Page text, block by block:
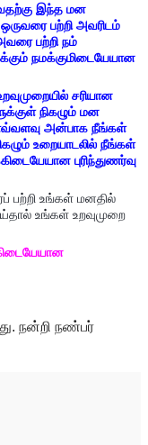
இந்த மன
பற்றி அவரிடம்
பற்றி நம்
நமக்குமிடையேயான
சரியான
நிகழும் மன
எவ்வளவு அன்பாக நீங்கள்
உறையாடலில் நீங்கள்
புரிந்துணர்வு
பற்றி உங்கள் மனதில்
உங்கள் உறவுமுறை
நன்றி நண்பர்